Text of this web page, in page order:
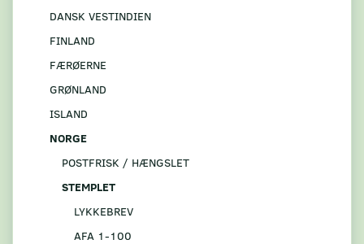
DANSK VESTINDIEN
FINLAND
FÆRØERNE
GRØNLAND
ISLAND
NORGE
POSTFRISK / HÆNGSLET
STEMPLET
LYKKEBREV
AFA 1-100